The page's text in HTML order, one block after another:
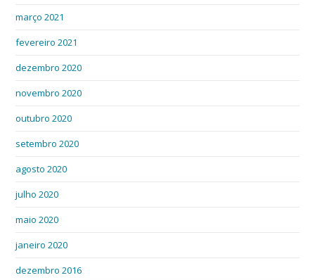
março 2021
fevereiro 2021
dezembro 2020
novembro 2020
outubro 2020
setembro 2020
agosto 2020
julho 2020
maio 2020
janeiro 2020
dezembro 2016